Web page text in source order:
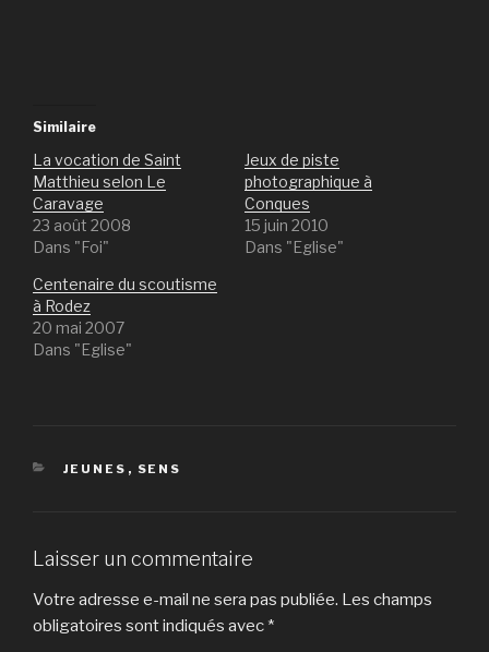
Similaire
La vocation de Saint
Matthieu selon Le
Caravage
23 août 2008
Dans "Foi"
Jeux de piste
photographique à
Conques
15 juin 2010
Dans "Eglise"
Centenaire du scoutisme
à Rodez
20 mai 2007
Dans "Eglise"
CATÉGORIES
JEUNES , SENS
Laisser un commentaire
Votre adresse e-mail ne sera pas publiée. Les champs
obligatoires sont indiqués avec *